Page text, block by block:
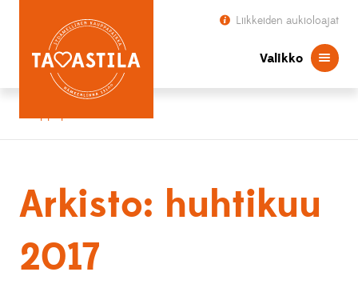
Liikkeiden aukioloajat
Valikko
Arkisto: huhtikuu
2017